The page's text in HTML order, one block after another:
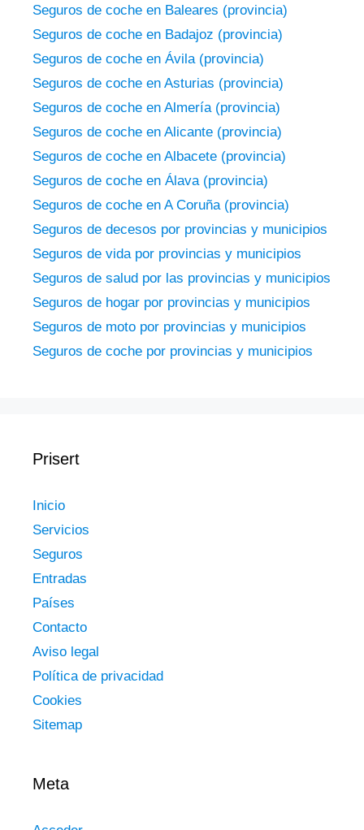
Seguros de coche en Baleares (provincia)
Seguros de coche en Badajoz (provincia)
Seguros de coche en Ávila (provincia)
Seguros de coche en Asturias (provincia)
Seguros de coche en Almería (provincia)
Seguros de coche en Alicante (provincia)
Seguros de coche en Albacete (provincia)
Seguros de coche en Álava (provincia)
Seguros de coche en A Coruña (provincia)
Seguros de decesos por provincias y municipios
Seguros de vida por provincias y municipios
Seguros de salud por las provincias y municipios
Seguros de hogar por provincias y municipios
Seguros de moto por provincias y municipios
Seguros de coche por provincias y municipios
Prisert
Inicio
Servicios
Seguros
Entradas
Países
Contacto
Aviso legal
Política de privacidad
Cookies
Sitemap
Meta